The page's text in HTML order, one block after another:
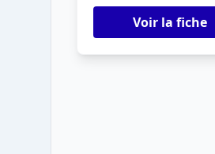
Voir la fiche